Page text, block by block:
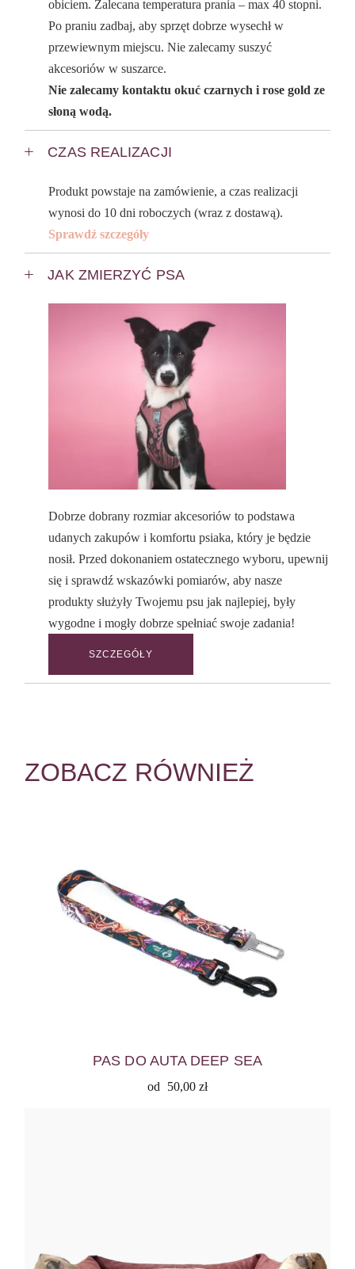
obiciem. Zalecana temperatura prania – max 40 stopni.
Po praniu zadbaj, aby sprzęt dobrze wysechł w
przewiewnym miejscu. Nie zalecamy suszyć
akcesoriów w suszarce.
Nie zalecamy kontaktu okuć czarnych i rose gold ze
słoną wodą.
CZAS REALIZACJI
Produkt powstaje na zamówienie, a czas realizacji
wynosi do 10 dni roboczych (wraz z dostawą).
Sprawdź szczegóły
JAK ZMIERZYĆ PSA
Dobrze dobrany rozmiar akcesoriów to podstawa
udanych zakupów i komfortu psiaka, który je będzie
nosił. Przed dokonaniem ostatecznego wyboru, upewnij
się i sprawdź wskazówki pomiarów, aby nasze
produkty służyły Twojemu psu jak najlepiej, były
wygodne i mogły dobrze spełniać swoje zadania!
SZCZEGÓŁY
ZOBACZ RÓWNIEŻ
PAS DO AUTA DEEP SEA
od 50,00 zł